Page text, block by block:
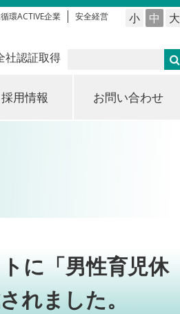
小 中 大
環ACTIVE企業 安全経営
社認証取得
採用情報 お問い合わせ
に「男性育児休
れました。